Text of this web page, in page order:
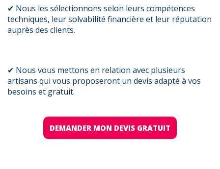
✔ Nous les sélectionnons selon leurs compétences
techniques, leur solvabilité financière et leur réputation
auprès des clients.
✔ Nous vous mettons en relation avec plusieurs
artisans qui vous proposeront un devis adapté à vos
besoins et gratuit.
DEMANDER MON DEVIS GRATUIT